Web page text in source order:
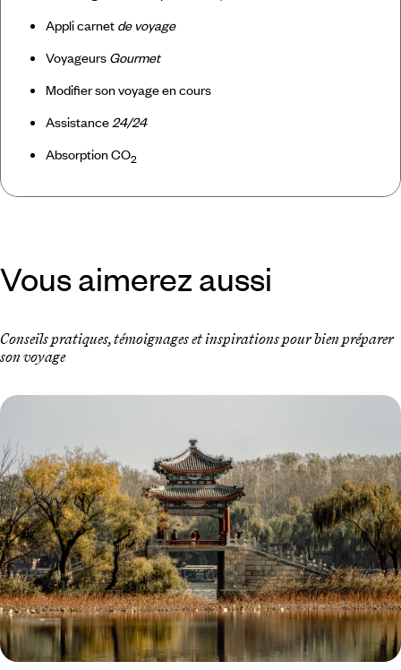
Appli carnet de voyage
Voyageurs Gourmet
Modifier son voyage en cours
Assistance24/24
Absorption CO2
Vous aimerez aussi
Conseils pratiques, témoignages et inspirations pour bien préparer
son voyage